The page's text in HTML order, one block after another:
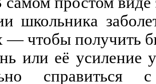
школьника
— чтобы получить
или её усиление